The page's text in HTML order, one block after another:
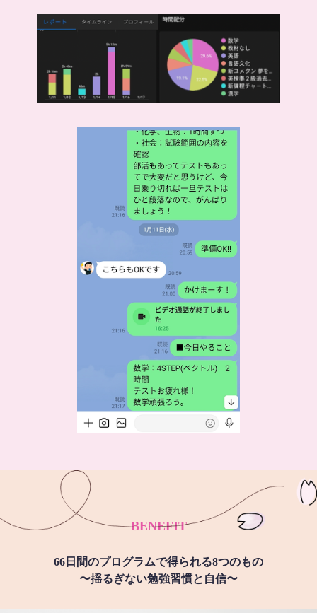
BENEFIT
66日間のプログラムで得られる8つのもの
〜揺るぎない勉強習慣と自信〜